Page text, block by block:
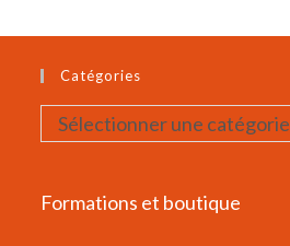
Catégories
Catégories
Sélectionner une catégorie
Formations et boutique